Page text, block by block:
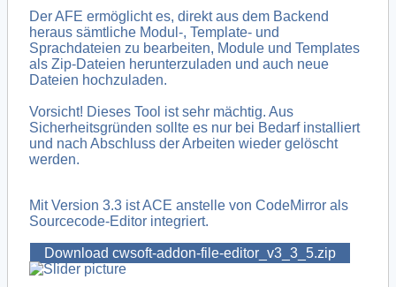
Der AFE ermöglicht es, direkt aus dem Backend
heraus sämtliche Modul-, Template- und
Sprachdateien zu bearbeiten, Module und Templates
als Zip-Dateien herunterzuladen und auch neue
Dateien hochzuladen.
Vorsicht! Dieses Tool ist sehr mächtig. Aus
Sicherheitsgründen sollte es nur bei Bedarf installiert
und nach Abschluss der Arbeiten wieder gelöscht
werden.
Mit Version 3.3 ist ACE anstelle von CodeMirror als
Sourcecode-Editor integriert.
Download cwsoft-addon-file-editor_v3_3_5.zip